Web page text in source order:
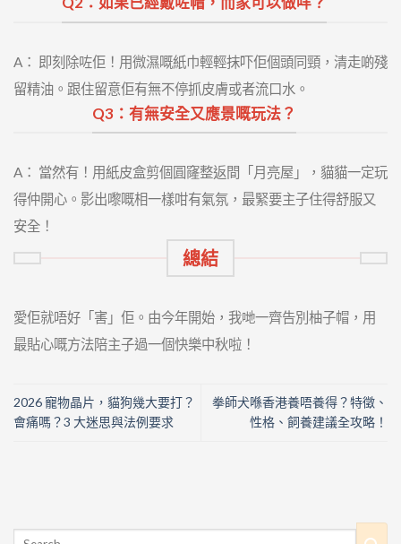
A： 即刻除咗佢！用微濕嘅紙巾輕輕抹吓佢個頭同頸，清走啲殘
留精油。跟住留意佢有無不停抓皮膚或者流口水。
Q3：有無安全又應景嘅玩法？
A： 當然有！用紙皮盒剪個圓窿整返間「月亮屋」，貓貓一定玩
得仲開心。影出嚟嘅相一樣咁有氣氛，最緊要主子住得舒服又
安全！
總結
愛佢就唔好「害」佢。由今年開始，我哋一齊告別柚子帽，用
最貼心嘅方法陪主子過一個快樂中秋啦！
2026 寵物晶片，貓狗幾大要打？
會痛嗎？3 大迷思與法例要求
拳師犬喺香港養唔養得？特徵、
性格、飼養建議全攻略！